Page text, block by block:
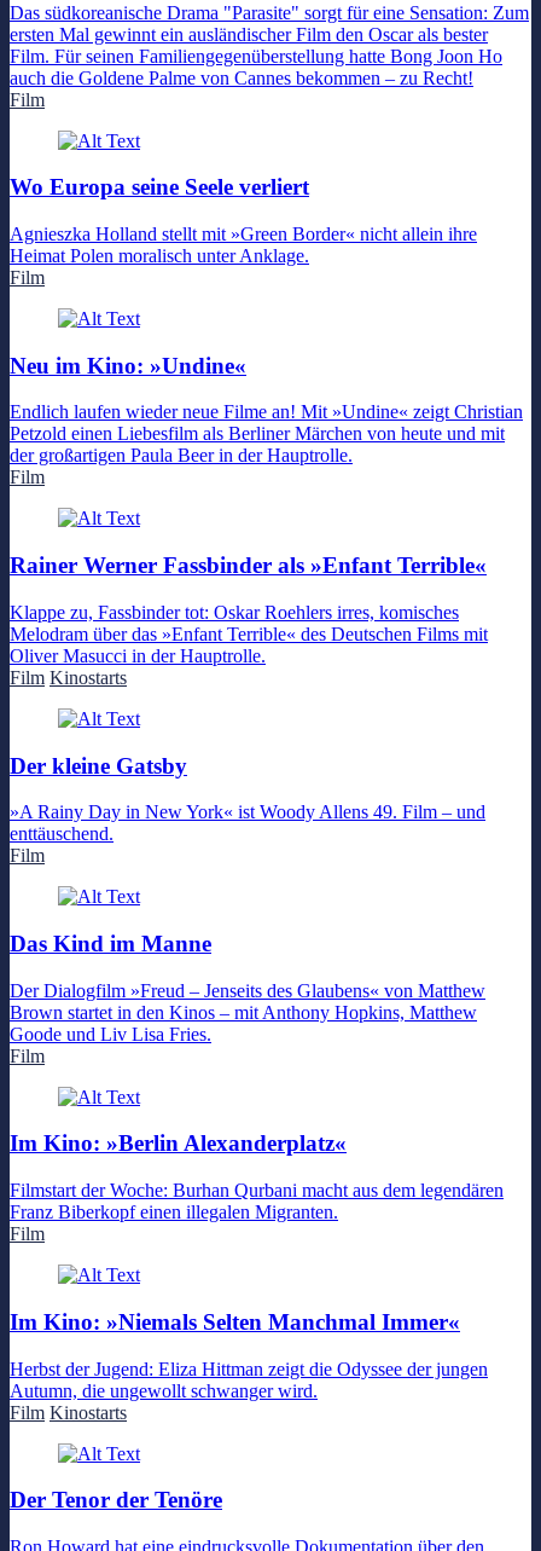
Das südkoreanische Drama "Parasite" sorgt für eine Sensation: Zum
ersten Mal gewinnt ein ausländischer Film den Oscar als bester
Film. Für seinen Familiengegenüberstellung hatte Bong Joon Ho
auch die Goldene Palme von Cannes bekommen – zu Recht!
Film
Wo Europa seine Seele verliert
Agnieszka Holland stellt mit »Green Border« nicht allein ihre
Heimat Polen moralisch unter Anklage.
Film
Neu im Kino: »Undine«
Endlich laufen wieder neue Filme an! Mit »Undine« zeigt Christian
Petzold einen Liebesfilm als Berliner Märchen von heute und mit
der großartigen Paula Beer in der Hauptrolle.
Film
Rainer Werner Fassbinder als »Enfant Terrible«
Klappe zu, Fassbinder tot: Oskar Roehlers irres, komisches
Melodram über das »Enfant Terrible« des Deutschen Films mit
Oliver Masucci in der Hauptrolle.
Film Kinostarts
Der kleine Gatsby
»A Rainy Day in New York« ist Woody Allens 49. Film – und
enttäuschend.
Film
Das Kind im Manne
Der Dialogfilm »Freud – Jenseits des Glaubens« von Matthew
Brown startet in den Kinos – mit Anthony Hopkins, Matthew
Goode und Liv Lisa Fries.
Film
Im Kino: »Berlin Alexanderplatz«
Filmstart der Woche: Burhan Qurbani macht aus dem legendären
Franz Biberkopf einen illegalen Migranten.
Film
Im Kino: »Niemals Selten Manchmal Immer«
Herbst der Jugend: Eliza Hittman zeigt die Odyssee der jungen
Autumn, die ungewollt schwanger wird.
Film Kinostarts
Der Tenor der Tenöre
Ron Howard hat eine eindrucksvolle Dokumentation über den